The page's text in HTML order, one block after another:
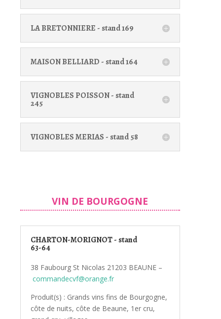
LA BRETONNIERE - stand 169
MAISON BELLIARD - stand 164
VIGNOBLES POISSON - stand
245
VIGNOBLES MERIAS - stand 58
VIN DE BOURGOGNE
CHARTON-MORIGNOT - stand
63-64
38 Faubourg St Nicolas 21203 BEAUNE –
commandecvf@orange.fr
Produit(s) : Grands vins fins de Bourgogne,
côte de nuits, côte de Beaune, 1er cru,